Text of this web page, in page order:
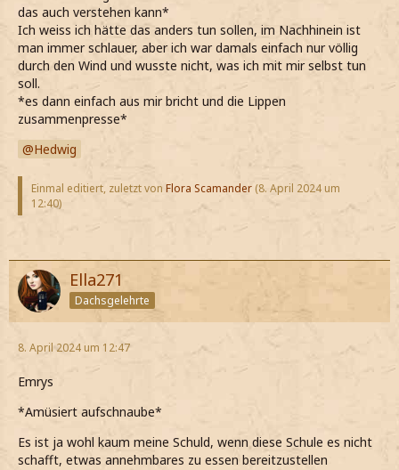
das auch verstehen kann*
Ich weiss ich hätte das anders tun sollen, im Nachhinein ist
man immer schlauer, aber ich war damals einfach nur völlig
durch den Wind und wusste nicht, was ich mit mir selbst tun
soll.
*es dann einfach aus mir bricht und die Lippen
zusammenpresse*
Hedwig
Einmal editiert, zuletzt von Flora Scamander (8. April 2024 um
12:40)
Ella271
Dachsgelehrte
8. April 2024 um 12:47
Emrys
*Amüsiert aufschnaube*
Es ist ja wohl kaum meine Schuld, wenn diese Schule es nicht
schafft, etwas annehmbares zu essen bereitzustellen